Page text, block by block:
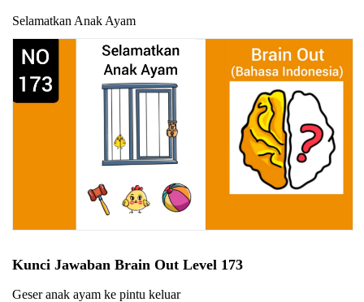
Selamatkan Anak Ayam
Kunci Jawaban Brain Out Level 173
Geser anak ayam ke pintu keluar